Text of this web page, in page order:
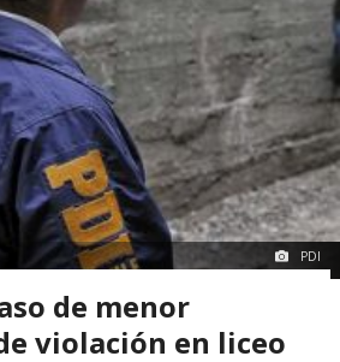
PDI
de menor
violación en liceo